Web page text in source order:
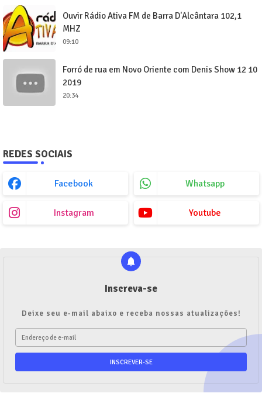
Ouvir Rádio Ativa FM de Barra D'Alcântara 102,1
MHZ
09:10
Forró de rua em Novo Oriente com Denis Show 12 10
2019
20:34
REDES SOCIAIS
Facebook Whatsapp
Instagram Youtube
Inscreva-se
Deixe seu e-mail abaixo e receba nossas atualizações!